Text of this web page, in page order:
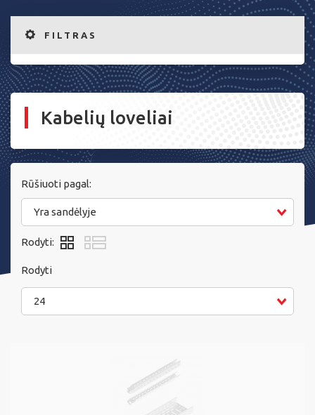
FILTRAS
Kabelių loveliai
Rūšiuoti pagal:
Yra sandėlyje
Rodyti:
Rodyti
24